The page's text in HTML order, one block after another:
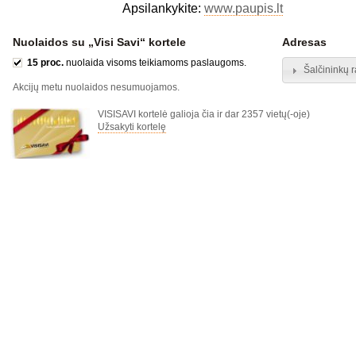
Apsilankykite: www.paupis.lt
Nuolaidos su „Visi Savi“ kortele
15 proc. nuolaida visoms teikiamoms paslaugoms.
Akcijų metu nuolaidos nesumuojamos.
Adresas
Šalčininkų
VISISAVI kortelė galioja čia ir dar 2357 vietų(-oje)
Užsakyti kortelę